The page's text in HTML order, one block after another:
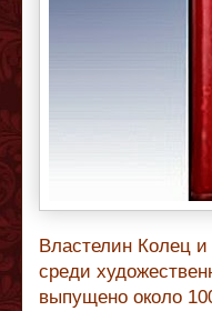
Властелин Колец
среди
выпущено около